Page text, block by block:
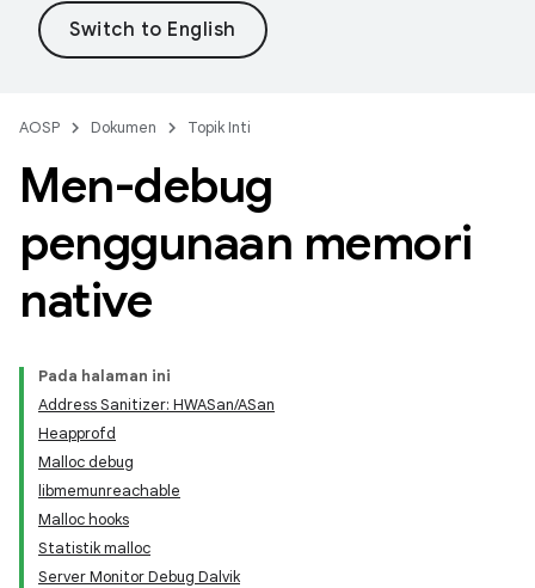
AOSP Dokumen Topik Inti
Men-debug
penggunaan memori
native
Pada halaman ini
Address Sanitizer: HWASan/ASan
Heapprofd
Malloc debug
libmemunreachable
Malloc hooks
Statistik malloc
Server Monitor Debug Dalvik